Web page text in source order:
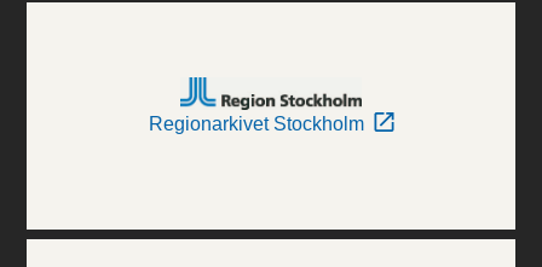
Regionarkivet Stockholm